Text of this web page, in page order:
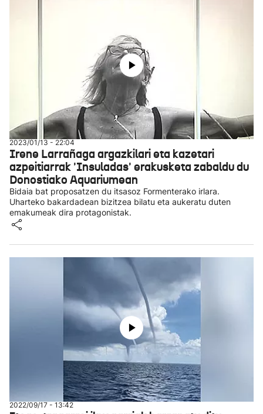
2023/01/13 - 22:04
Irene Larrañaga argazkilari eta kazetari
azpeitiarrak 'Insuladas' erakusketa zabaldu du
Donostiako Aquariumean
Bidaia bat proposatzen du itsasoz Formenterako irlara.
Uharteko bakardadean bizitzea bilatu eta aukeratu duten
emakumeak dira protagonistak.
2022/09/17 - 13:42